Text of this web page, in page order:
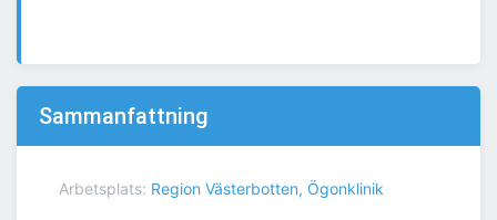
Sammanfattning
Arbetsplats: Region Västerbotten, Ögonklinik